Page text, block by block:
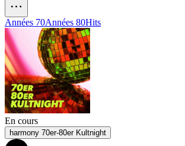
Années 70Années 80Hits
En cours
harmony 70er-80er Kultnight